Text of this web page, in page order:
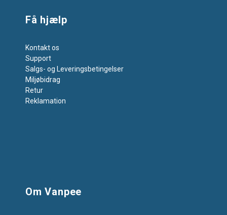
Få hjælp
Kontakt os
Support
Salgs- og Leveringsbetingelser
Miljøbidrag
Retur
Reklamation
Om Vanpee